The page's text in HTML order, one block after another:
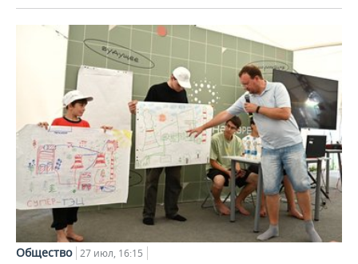
Общество 27 июл, 16:15